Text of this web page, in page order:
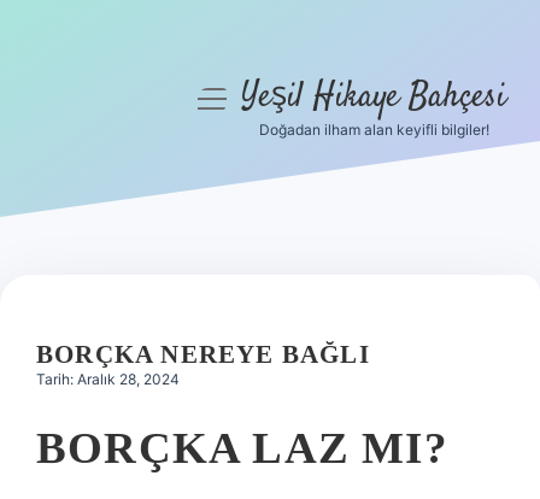
Hakkımızda
menüyüYeşil Hikaye Bahçesi
Doğadan ilham alan keyifli bilgiler!
BORÇKA NEREYE BAĞLI
Tarih: Aralık 28, 2024
BORÇKA LAZ MI?